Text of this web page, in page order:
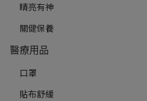
睛亮有神
關健保養
醫療用品
口罩
貼布舒緩